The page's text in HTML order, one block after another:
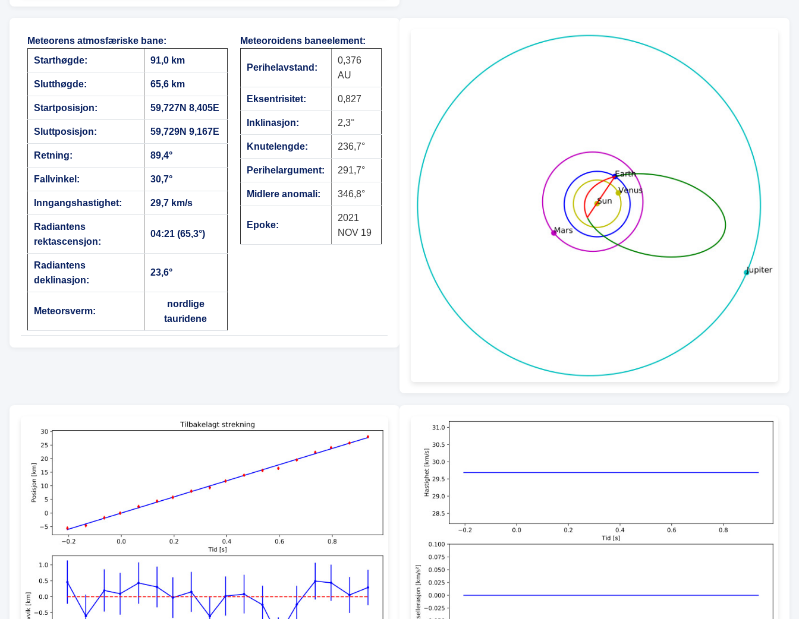
Meteorens atmosfæriske bane:
Starthøgde:
91,0 km
Slutthøgde: 65,6 km
Startposisjon: 59,727N 8,405E
Sluttposisjon: 59,729N 9,167E
Retning: 89,4°
Fallvinkel: 30,7°
Inngangshastighet: 29,7 km/s
Radiantens
rektascensjon:
04:21 (65,3°)
Radiantens
deklinasjon:
23,6°
Meteorsverm:
nordlige
tauridene
Meteoroidens baneelement:
Perihelavstand:
0,376
AU
Eksentrisitet: 0,827
Inklinasjon: 2,3°
Knutelengde: 236,7°
Perihelargument: 291,7°
Midlere anomali: 346,8°
Epoke:
2021
NOV 19